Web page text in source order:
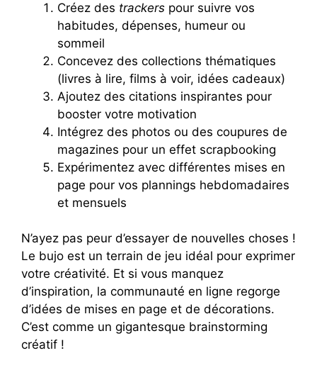
Créez des trackers pour suivre vos
habitudes, dépenses, humeur ou
sommeil
Concevez des collections thématiques
(livres à lire, films à voir, idées cadeaux)
Ajoutez des citations inspirantes pour
booster votre motivation
Intégrez des photos ou des coupures de
magazines pour un effet scrapbooking
Expérimentez avec différentes mises en
page pour vos plannings hebdomadaires
et mensuels
N’ayez pas peur d’essayer de nouvelles choses !
Le bujo est un terrain de jeu idéal pour exprimer
votre créativité. Et si vous manquez
d’inspiration, la communauté en ligne regorge
d’idées de mises en page et de décorations.
C’est comme un gigantesque brainstorming
créatif !